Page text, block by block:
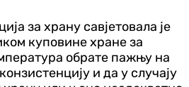
за храну савјетовала је
куповине хране за
обрате пажњу на
и да у случају